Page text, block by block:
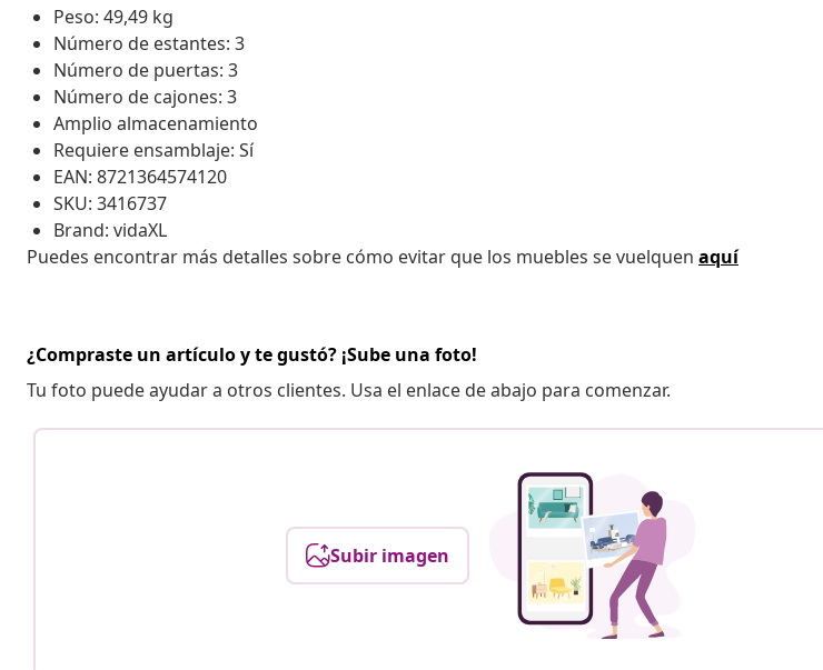
Peso: 49,49 kg
Número de estantes: 3
Número de puertas: 3
Número de cajones: 3
Amplio almacenamiento
Requiere ensamblaje: Sí
EAN: 8721364574120
SKU: 3416737
Brand: vidaXL
Puedes encontrar más detalles sobre cómo evitar que los muebles se vuelquen aquí
¿Compraste un artículo y te gustó? ¡Sube una foto!
Tu foto puede ayudar a otros clientes. Usa el enlace de abajo para comenzar.
Subir imagen